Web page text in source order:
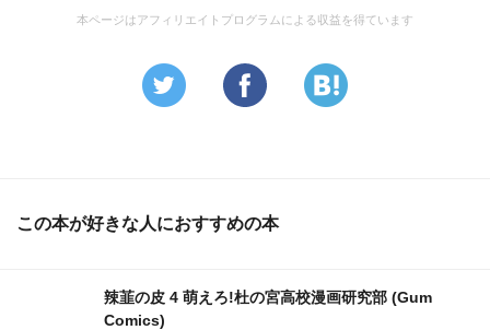
本ページはアフィリエイトプログラムによる収益を得ています
この本が好きな人におすすめの本
辣韮の皮 4 萌えろ!杜の宮高校漫画研究部 (Gum
Comics)